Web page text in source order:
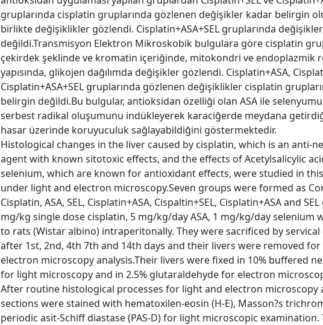
gruplarında cisplatin gruplarında gözlenen değişikler kadar belirgin
birlikte değişiklikler gözlendi. Cisplatin+ASA+SEL gruplarında
değildi.Transmisyon Elektron Mikroskobik bulgulara göre cisplatin
çekirdek şeklinde ve kromatin içeriğinde, mitokondri ve endoplazmik
yapısında, glikojen dağılımda değişikler gözlendi. Cisplatin+ASA,
Cisplatin+ASA+SEL gruplarında gözlenen değişiklikler cisplatin
belirgin değildi.Bu bulgular, antioksidan özelliği olan ASA ile
serbest radikal oluşumunu indükleyerek karaciğerde meydana
hasar üzerinde koruyuculuk sağlayabildiğini göstermektedir.
Histological changes in the liver caused by cisplatin, which is an anti-
agent with known sitotoxic effects, and the effects of Acetylsalicylic
selenium, which are known for antioxidant effects, were studied in
under light and electron microscopy.Seven groups were formed as
Cisplatin, ASA, SEL, Cisplatin+ASA, Cispaltin+SEL, Cisplatin+ASA and
mg/kg single dose cisplatin, 5 mg/kg/day ASA, 1 mg/kg/day selenium
to rats (Wistar albino) intraperitonally. They were sacrificed by
after 1st, 2nd, 4th 7th and 14th days and their livers were removed
electron microscopy analysis.Their livers were fixed in 10% buffered
for light microscopy and in 2.5% glutaraldehyde for electron
After routine histological processes for light and electron microscopy
sections were stained with hematoxilen-eosin (H-E), Masson?s
periodic asit-Schiff diastase (PAS-D) for light microscopic examination.